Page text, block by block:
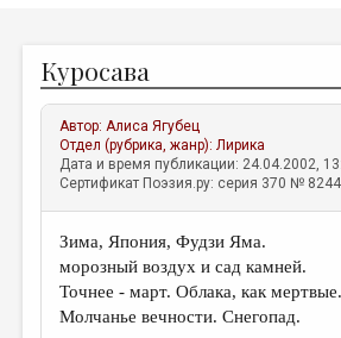
ЖАНРЫ
АВТОРЫ
КОММЕНТАРИИ
ЛИТСАЛОН
НОВОСТИ
ПРАВИЛА САЙТА
Куросава
Автор:Алиса Ягубец
Отдел (рубрика, жанр):Лирика
Дата и время публикации: 24.04.2002,
Сертификат Поэзия.ру: серия 370 № 8244
Зима, Япония, Фудзи Яма.
морозный воздух и сад камней.
Точнее - март. Облака, как
Молчанье вечности. Снегопад.